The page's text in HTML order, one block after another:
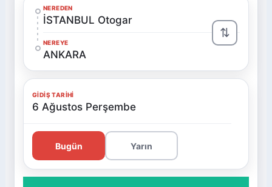
NEREDEN
İSTANBUL Otogar
NEREYE
ANKARA
⇅
GIDIŞ TARIHI
6 Ağustos Perşembe
Bugün Yarın